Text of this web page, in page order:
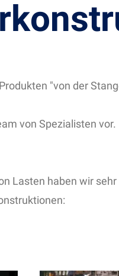
"von der
von Spezialisten vor.
Lasten haben wir